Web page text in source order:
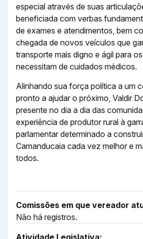
especial através de suas
beneficiada com verbas
de exames e atendimentos, bem
chegada de novos veículos que
transporte mais digno e ágil para
necessitam de cuidados médicos.
Alinhando sua força política a um
pronto a ajudar o próximo, Valdir
presente no dia a dia das
experiência de produtor rural à
parlamentar determinado a
Camanducaia cada vez melhor e
todos.
Comissões em que vereador
Não há registros.
Atividade Legislativa: